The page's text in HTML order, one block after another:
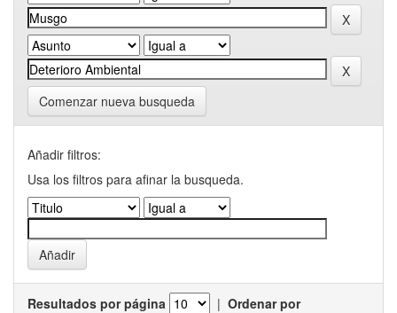
Comenzar nueva busqueda
Añadir filtros:
Usa los filtros para afinar la busqueda.
Resultados por página | Ordenar por